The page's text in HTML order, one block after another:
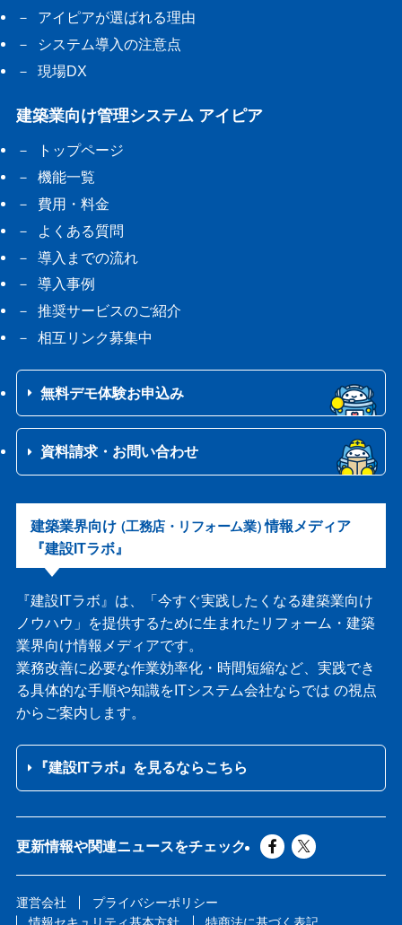
建築業界向け（工務店・リフォーム業）情報メディア
『建設ITラボ』
『建設ITラボ』は、
「今すぐ実践したくなる建築業向け
ノウハウ」を提供するために生まれたリフォーム・建築
業界向け情報メディアです。
業務改善に必要な作業効率化・時間短縮など、実践でき
る具体的な手順や知識をITシステム会社ならでは の視点
からご案内します。
『建設ITラボ』を見るならこちら
更新情報や関連ニュースをチェック
運営会社
プライバシーポリシー
アイピアが選ばれる理由
システム導入の注意点
現場DX
建築業向け管理システム アイピア
トップページ
機能一覧
費用・料金
よくある質問
導入までの流れ
導入事例
推奨サービスのご紹介
相互リンク募集中
無料デモ体験お申込み
資料請求・お問い合わせ